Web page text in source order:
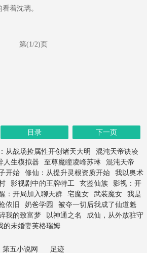
着沈璃。
第(1/2)页
目录 下一页
从战场捡属性开创诸天大明
混沌天帝诀凌
人生模拟器 至尊魔瞳凌峰苏琳
混沌天帝
开始 修仙：从提升灵根资质开始
我以奥术
影视剧中的王牌特工 玄鉴仙族
影视：开
：开局加入聊天群 宅魔女 武装魔女
我是
依旧 奶爸学园
被夺一切后我成了仙道魁
我的致富梦 以神通之名
成仙，从外放驻守
的未婚妻芙格瑞姆
第五小说网 足迹